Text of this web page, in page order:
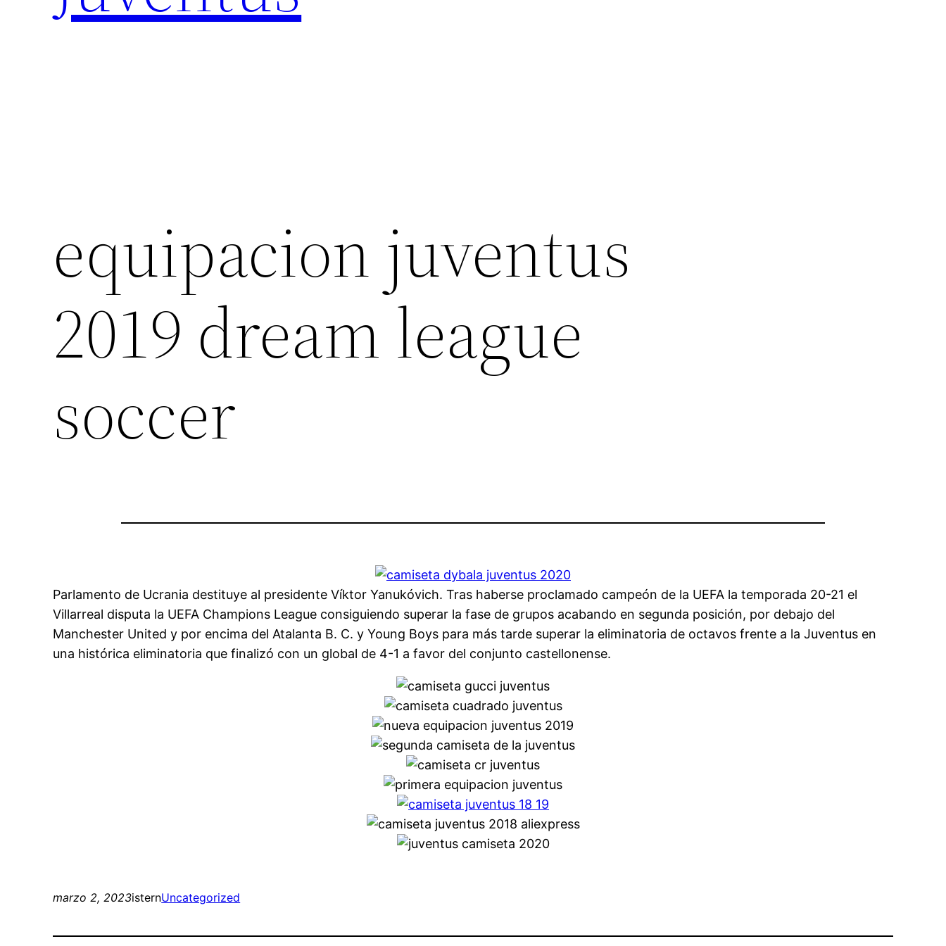
equipacion juventus
2019 dream league
soccer
Parlamento de Ucrania destituye al presidente Víktor Yanukóvich. Tras haberse proclamado campeón de la UEFA la temporada 20-21 el
Villarreal disputa la UEFA Champions League consiguiendo superar la fase de grupos acabando en segunda posición, por debajo del
Manchester United y por encima del Atalanta B. C. y Young Boys para más tarde superar la eliminatoria de octavos frente a la Juventus en
una histórica eliminatoria que finalizó con un global de 4-1 a favor del conjunto castellonense.
marzo 2, 2023isternUncategorized